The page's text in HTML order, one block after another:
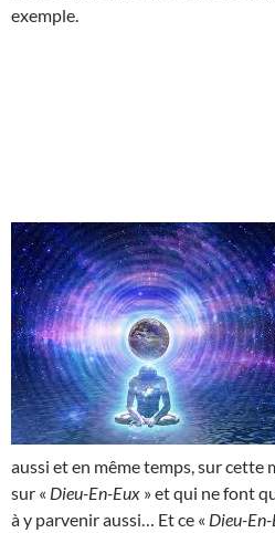
exemple.
aussi et en même temps, sur cette
sur « Dieu-En-Eux » et qui ne font
à y parvenir aussi… Et ce « Dieu-